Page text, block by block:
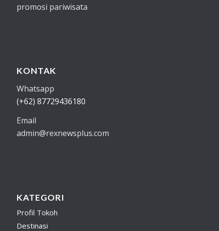
promosi pariwisata
KONTAK
Whatsapp
(+62) 87729436180
Email
admin@rexnewsplus.com
KATEGORI
Profil Tokoh
Destinasi